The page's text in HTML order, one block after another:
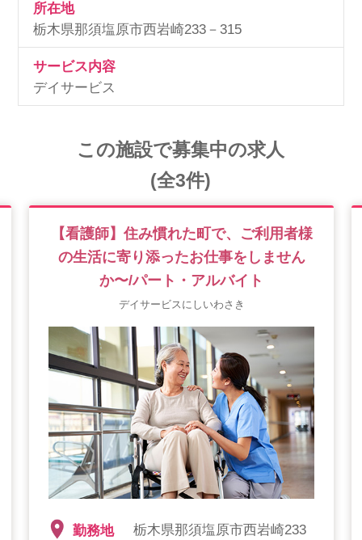
所在地
栃木県那須塩原市西岩崎233－315
サービス内容
デイサービス
この施設で募集中の求人
(全3件)
【看護師】住み慣れた町で、ご利用者様
の生活に寄り添ったお仕事をしません
か〜/パート・アルバイト
デイサービスにしいわさき
勤務地
栃木県那須塩原市西岩崎233